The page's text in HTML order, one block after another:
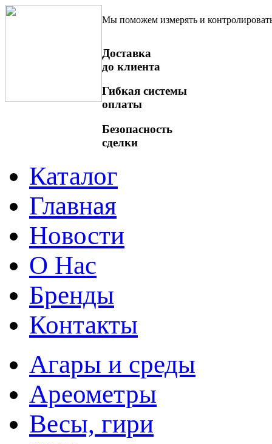
Мы поможем измерять и
Доставка
до клиента
Гибкая системы
оплаты
Безопасность
сделки
Каталог
Главная
Новости
О Нас
Бренды
Контакты
Агары и среды
Ареометры
Весы, гири